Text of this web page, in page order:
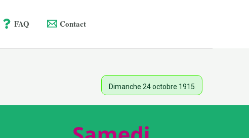
FAQ Contact
Dimanche 24 octobre 1915